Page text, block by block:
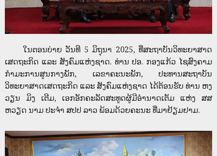
ໃນຕອນບ່າຍ ວັນທີ 5 ມິຖຸນາ 2025, ທີ່ສະຖາບັນວິທະຍາສາດ
ເສດຖະກິດ ແລະ ສັງຄົມແຫ່ງຊາດ. ທ່ານ ປອ. ກອງແກ້ວ ໄຊສົງຄາມ
ກຳມະການສູນກາງພັກ, ເລຂາຄະນະພັກ, ປະທານສະຖາບັນ
ວິທະຍາສາດເສດຖະກິດ ແລະ ສັງຄົມແຫ່ງຊາດ ໄດ້ຕ້ອນຮັບ ທ່ານ ຫງ
ວຽນ ມິງ ເຕີມ, ເອກອັກຄະລັດສະທູດຜູ້ມີອຳນາດເຕັມ ແຫ່ງ ສສ
ຫວຽດ ນາມ ປະຈຳ ສປປ ລາວ ພ້ອມດ້ວຍຄະນະ ທີ່ມາຢ້ຽມຢາມ.